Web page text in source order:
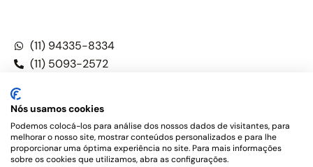
(11) 94335-8334
(11) 5093-2572
Este site não é um produto Meta Platforms, Inc., Google LLC,
tampouco oferece serviços públicos oficiais. Somos um
Nós usamos cookies
Podemos colocá-los para análise dos nossos dados de visitantes, para
melhorar o nosso site, mostrar conteúdos personalizados e para lhe
proporcionar uma óptima experiência no site. Para mais informações
sobre os cookies que utilizamos, abra as configurações.